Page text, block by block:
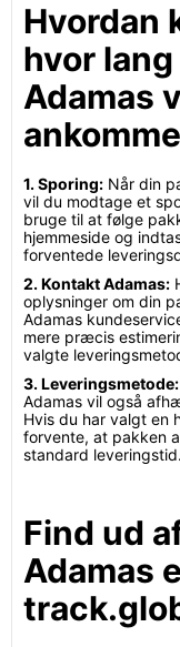
Hvordan
hvor
Adamas
1. Sporing: Når din
vil du modtage et
bruge til at følge
hjemmeside og
forventede
2. Kontakt Adamas:
oplysninger om din
Adamas
mere præcis
valgte
3. Leveringsmetode:
Adamas vil også
Hvis du har valgt en
forvente, at pakken
standard leveringstid.
Find ud
Adamas